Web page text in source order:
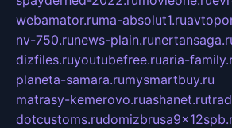
webamator.ruma-absolut1.ru
nv-750.runews-plain.ru
dizfiles.ruyoutubefree.ruaria-
planeta-samara.rumysmartbuy.ru
matrasy-kemerovo.ruashanet.ru
dotcustoms.ru